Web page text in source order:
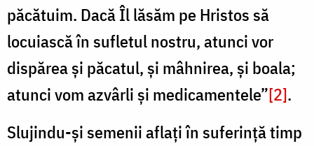
păcătuim. Dacă Îl lăsăm pe Hristos să
locuiască în sufletul nostru, atunci vor
dispărea și păcatul, și mâhnirea, și boala;
atunci vom azvârli și medicamentele”[2].
Slujindu-și semenii aflați în suferință timp